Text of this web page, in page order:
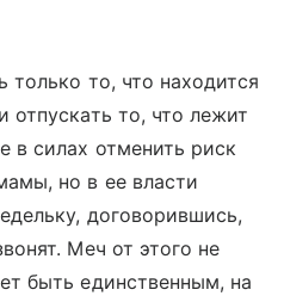
только то, что находится
отпускать то, что лежит
в силах отменить риск
но в ее власти
договорившись,
Меч от этого не
быть единственным, на